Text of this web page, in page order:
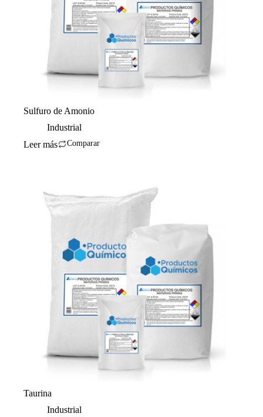
Sulfuro de Amonio
Industrial
Leer más
Comparar
Taurina
Industrial